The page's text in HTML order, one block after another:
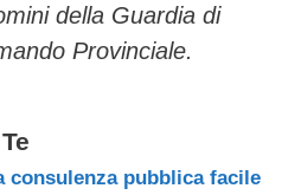
della Guardia di
Provinciale.
consulenza pubblica facile